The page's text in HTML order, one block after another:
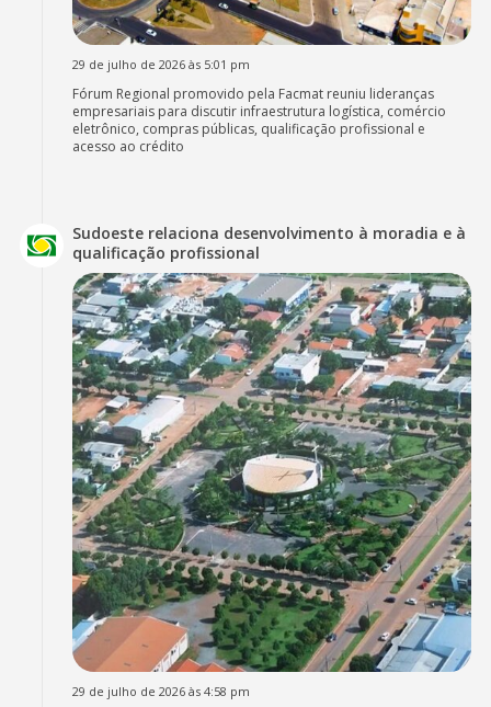
29 de julho de 2026 às 5:01 pm
Fórum Regional promovido pela Facmat reuniu lideranças
empresariais para discutir infraestrutura logística, comércio
eletrônico, compras públicas, qualificação profissional e
acesso ao crédito
Sudoeste relaciona desenvolvimento à moradia e à
qualificação profissional
29 de julho de 2026 às 4:58 pm